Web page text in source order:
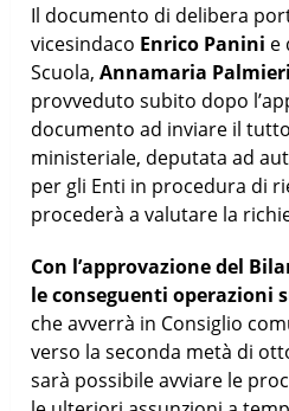
Il documento di delibera
vicesindaco Enrico Panini e
Scuola,Annamaria
provveduto subito dopo
documento ad inviare il
ministeriale, deputata ad
per gli Enti in procedura di
procederà a valutare la
Con l’approvazione del
le conseguenti operazioni
che avverrà in Consiglio
verso la seconda metà di
sarà possibile avviare le